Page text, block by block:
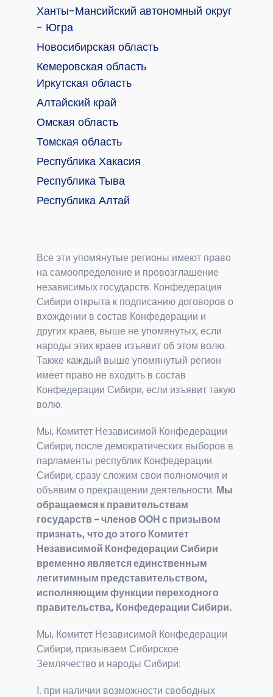
Ханты-Мансийский автономный округ
- Югра
Новосибирская область
Кемеровская область
Иркутская область
Алтайский край
Омская область
Томская область
Республика Хакасия
Республика Тыва
Республика Алтай
Все эти упомянутые регионы имеют право
на самоопределение и провозглашение
независимых государств. Конфедерация
Сибири открыта к подписанию договоров о
вхождении в состав Конфедерации и
других краев, выше не упомянутых, если
народы этих краев изъявит об этом волю.
Также каждый выше упомянутый регион
имеет право не входить в состав
Конфедерации Сибири, если изъявит такую
волю.
Мы, Комитет Независимой Конфедерации
Сибири, после демократических выборов в
парламенты республик Конфедерации
Сибири, сразу сложим свои полномочия и
объявим о прекращении деятельности. Мы
обращаемся к правительствам
государств - членов ООН с призывом
признать, что до этого Комитет
Независимой Конфедерации Сибири
временно является единственным
легитимным представительством,
исполняющим функции переходного
правительства, Конфедерации Сибири.
Мы, Комитет Независимой Конфедерации
Сибири, призываем Сибирское
Землячество и народы Сибири:
1. при наличии возможности свободных